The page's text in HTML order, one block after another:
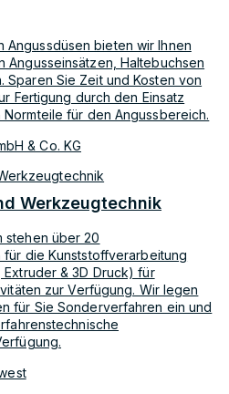
bieten wir Ihnen
Angusseinsätzen, Haltebuchsen
Sparen Sie Zeit und Kosten von
Fertigung durch den Einsatz
für den Angussbereich.
& Co. KG
Werkzeugtechnik
stehen über 20
die Kunststoffverarbeitung
& 3D Druck) für
zur Verfügung. Wir legen
für Sie Sonderverfahren ein und